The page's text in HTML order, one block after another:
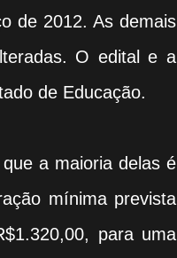
de 2012. As demais
O edital e a
de Educação.
a maioria delas é
mínima prevista
para uma